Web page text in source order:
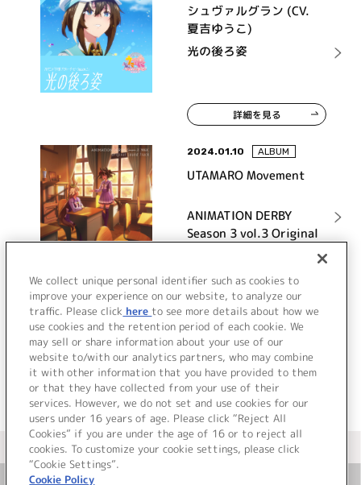
シュヴァルグラン (CV.
夏吉ゆうこ)
光の後ろ姿
詳細を見る
2024.01.10 ALBUM
UTAMARO Movement
ANIMATION DERBY
Season 3 vol.3 Original
詳細を見る
VIEW MORE
＜ カタログサイト トップページへ
We collect unique personal identifier such as cookies to
improve your experience on our website, to analyze our
traffic. Please click here to see more details about how we
use cookies and the retention period of each cookie. We
may sell or share information about your use of our
website to/with our analytics partners, who may combine
it with other information that you have provided to them
or that they have collected from your use of their
services. However, we do not set and use cookies for our
users under 16 years of age. Please click “Reject All
Cookies” if you are under the age of 16 or to reject all
cookies. To customize your cookie settings, please click
“Cookie Settings”.
Cookie Policy